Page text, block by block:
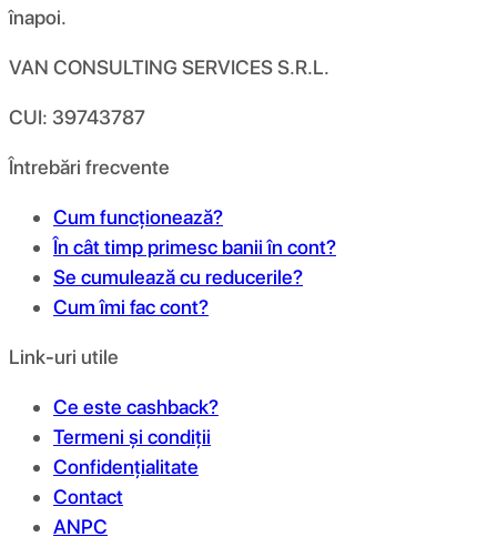
înapoi.
VAN CONSULTING SERVICES S.R.L.
CUI: 39743787
Întrebări frecvente
Cum funcționează?
În cât timp primesc banii în cont?
Se cumulează cu reducerile?
Cum îmi fac cont?
Link-uri utile
Ce este cashback?
Termeni și condiții
Confidențialitate
Contact
ANPC